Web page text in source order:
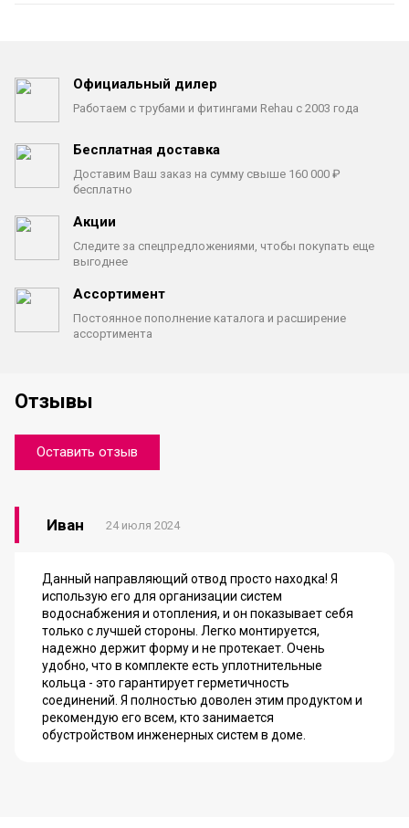
Официальный дилер
Работаем с трубами и фитингами Rehau с 2003 года
Бесплатная доставка
Доставим Ваш заказ на сумму свыше 160 000 ₽
бесплатно
Акции
Следите за спецпредложениями, чтобы покупать еще
выгоднее
Ассортимент
Постоянное пополнение каталога и расширение
ассортимента
Отзывы
Оставить отзыв
Иван 24 июля 2024
Данный направляющий отвод просто находка! Я
использую его для организации систем
водоснабжения и отопления, и он показывает себя
только с лучшей стороны. Легко монтируется,
надежно держит форму и не протекает. Очень
удобно, что в комплекте есть уплотнительные
кольца - это гарантирует герметичность
соединений. Я полностью доволен этим продуктом и
рекомендую его всем, кто занимается
обустройством инженерных систем в доме.